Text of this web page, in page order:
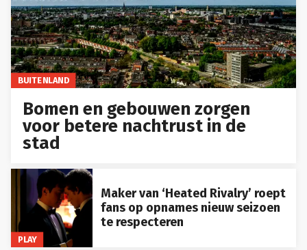
BUITENLAND
Bomen en gebouwen zorgen
voor betere nachtrust in de
stad
PLAY
Maker van ‘Heated Rivalry’ roept
fans op opnames nieuw seizoen
te respecteren